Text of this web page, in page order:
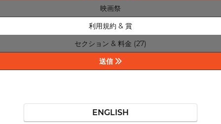
映画祭
利用規約 & 賞
セクション & 料金 (27)
送信
ENGLISH